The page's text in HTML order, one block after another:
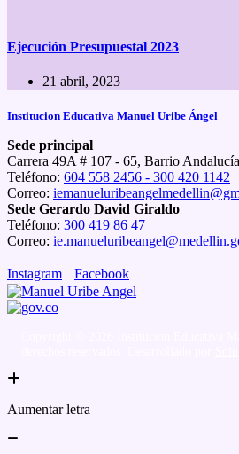
Ejecución Presupuestal 2023
21 abril, 2023
Institucion Educativa Manuel Uribe Ángel
Sede principal
Carrera 49A # 107 - 65, Barrio Andalucía
Teléfono: 604 558 2456 - 300 420 1142
Correo:
Sede Gerardo David Giraldo
Teléfono: 300 419 86 47
Correo:
Instagram Facebook
Aumentar letra